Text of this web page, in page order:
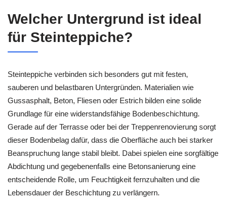
Welcher Untergrund ist ideal
für Steinteppiche?
Steinteppiche verbinden sich besonders gut mit festen,
sauberen und belastbaren Untergründen. Materialien wie
Gussasphalt, Beton, Fliesen oder Estrich bilden eine solide
Grundlage für eine widerstandsfähige Bodenbeschichtung.
Gerade auf der Terrasse oder bei der Treppenrenovierung sorgt
dieser Bodenbelag dafür, dass die Oberfläche auch bei starker
Beanspruchung lange stabil bleibt. Dabei spielen eine sorgfältige
Abdichtung und gegebenenfalls eine Betonsanierung eine
entscheidende Rolle, um Feuchtigkeit fernzuhalten und die
Lebensdauer der Beschichtung zu verlängern.